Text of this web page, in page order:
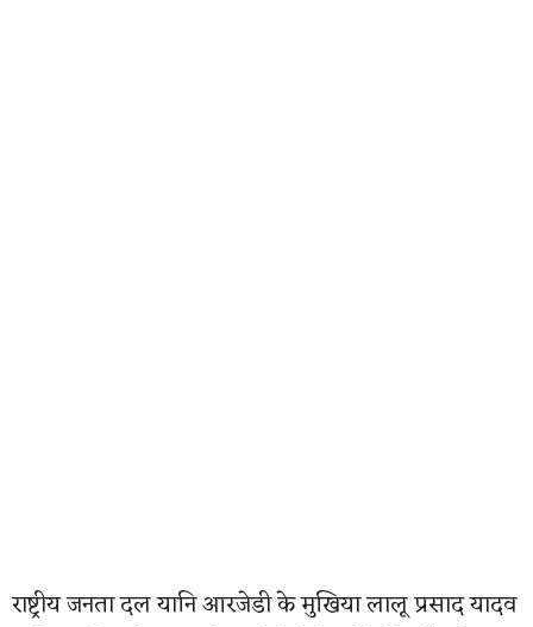
राष्ट्रीय जनता दल यानि आरजेडी के मुखिया लालू प्रसाद यादव